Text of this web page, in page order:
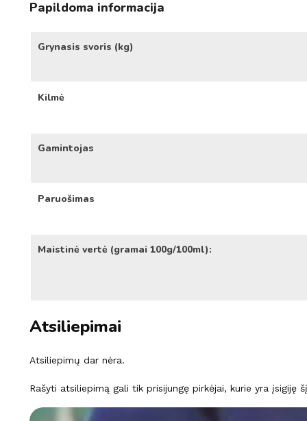
Papildoma informacija
Grynasis svoris (kg)
Kilmė
Gamintojas
Paruošimas
Maistinė vertė (gramai 100g/100ml):
Atsiliepimai
Atsiliepimų dar nėra.
Rašyti atsiliepimą gali tik prisijungę pirkėjai, kurie yra įsigiję